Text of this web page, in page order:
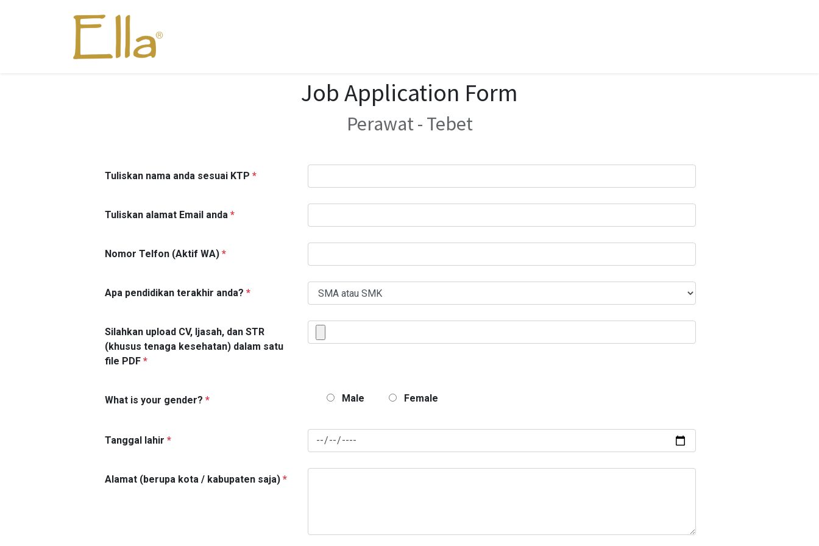
Job Application Form
Perawat - Tebet
Tuliskan nama anda sesuai KTP *
Tuliskan alamat Email anda *
Nomor Telfon (Aktif WA) *
Apa pendidikan terakhir anda? *
Silahkan upload CV, Ijasah, dan STR
(khusus tenaga kesehatan) dalam satu
file PDF *
What is your gender? * Male Female
Tanggal lahir *
Alamat (berupa kota / kabupaten saja) *